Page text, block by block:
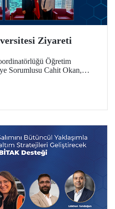
Ziyareti
Öğretim
Sorumlusu Cahit Okan,
dünyanın önde gelen